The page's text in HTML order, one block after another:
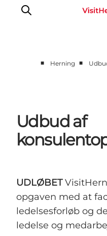
Kunstlandet
Se og oplev
Find vej
■ Herning ■
Udbud af
UDLØBET
opgaven med at
ledelsesforløb og
ledelse og